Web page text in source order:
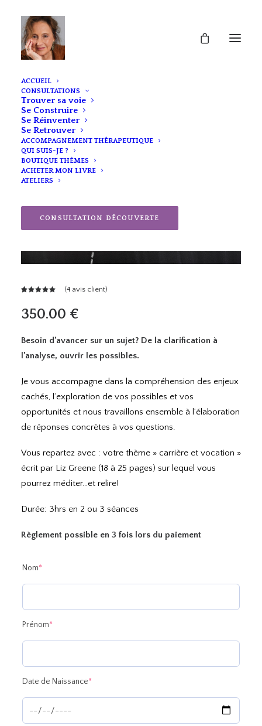
ACCUEIL
CONSULTATIONS
Trouver sa voie
Se Construire
Se Réinventer
Se Retrouver
ACCOMPAGNEMENT THÉRAPEUTIQUE
QUI SUIS-JE ?
BOUTIQUE THÈMES
ACHETER MON LIVRE
ATELIERS
CONSULTATION DÉCOUVERTE
sur 5
basé sur
client
(4 avis client)
350.00 €
Besoin d’avancer sur un sujet? De la clarification à
l’analyse, ouvrir les possibles.
Je vous accompagne dans la compréhension des enjeux
cachés, l’exploration de vos possibles et vos
opportunités et nous travaillons ensemble à l’élaboration
de réponses concrètes à vos questions.
Vous repartez avec : votre thème » carrière et vocation »
écrit par Liz Greene (18 à 25 pages) sur lequel vous
pourrez méditer…et relire!
Durée: 3hrs en 2 ou 3 séances
Règlement possible en 3 fois lors du paiement
Nom*
Prénom*
Date de Naissance*